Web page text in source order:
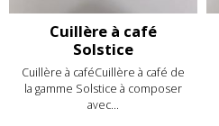
Cuillère à café
Solstice
Cuillère à caféCuillère à café de
la gamme Solstice à composer
avec...